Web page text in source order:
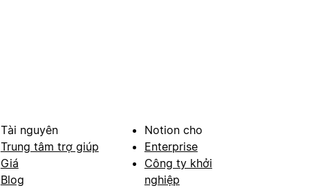
Tài nguyên
Trung tâm trợ giúp
Giá
Blog
Notion cho
Enterprise
Công ty khởi
nghiệp